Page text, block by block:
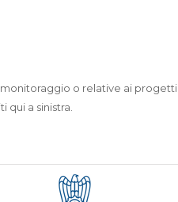
o relative ai progetti
a sinistra.